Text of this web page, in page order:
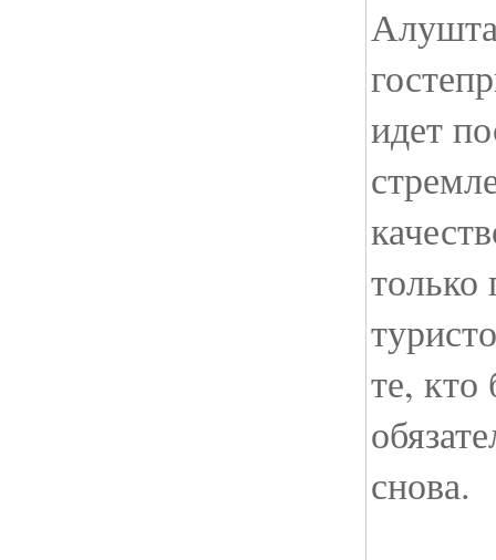
идет
только
те, кто
снова.